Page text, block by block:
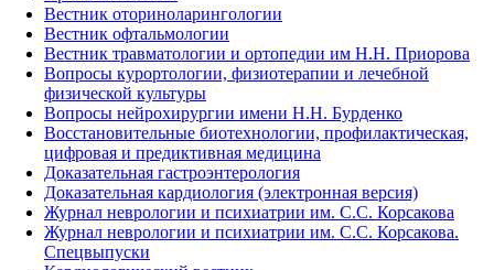
Вестник оториноларингологии
Вестник офтальмологии
Вестник травматологии и ортопедии им Н.Н. Приорова
Вопросы курортологии, физиотерапии и лечебной
физической культуры
Вопросы нейрохирургии имени Н.Н. Бурденко
Восстановительные биотехнологии, профилактическая,
цифровая и предиктивная медицина
Доказательная гастроэнтерология
Доказательная кардиология (электронная версия)
Журнал неврологии и психиатрии им. С.С. Корсакова
Журнал неврологии и психиатрии им. С.С. Корсакова.
Спецвыпуски